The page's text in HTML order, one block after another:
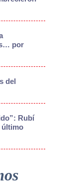
por
del
Rubí
último